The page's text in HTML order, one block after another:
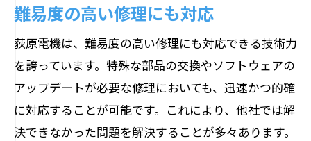
難易度の高い修理にも対応
荻原電機は、難易度の高い修理にも対応できる技術力
を誇っています。特殊な部品の交換やソフトウェアの
アップデートが必要な修理においても、迅速かつ的確
に対応することが可能です。これにより、他社では解
決できなかった問題を解決することが多々あります。